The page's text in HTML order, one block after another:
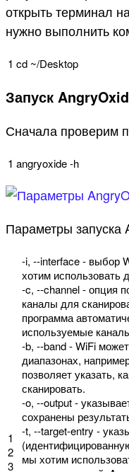
открыть терминал
нужно выполнить
1 cd ~/Desktop
Запуск
Сначала проверим
1 angryoxide-h
Параметры запуска
1
2
3
-i, --interface- выбор
хотим использовать
-c, --channel-опция
каналы для
программа
используемые
-b, --band-WiFi может
диапазонах,
позволяетуказать,
сканировать.
-o, --output-
сохранены
-t, --target-entry -
(
мы хотим